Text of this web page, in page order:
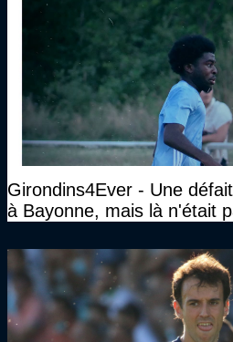
Girondins4Ever - Une
à Bayonne, mais là n'était